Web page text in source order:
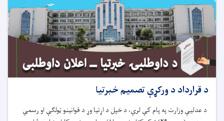
د قرارداد د ورکړې تصمیم خبرتیا
د عدلیې وزارت په پام کې لري، د خپل د اړتیا وړد قوانینو ټولګې او رسمي